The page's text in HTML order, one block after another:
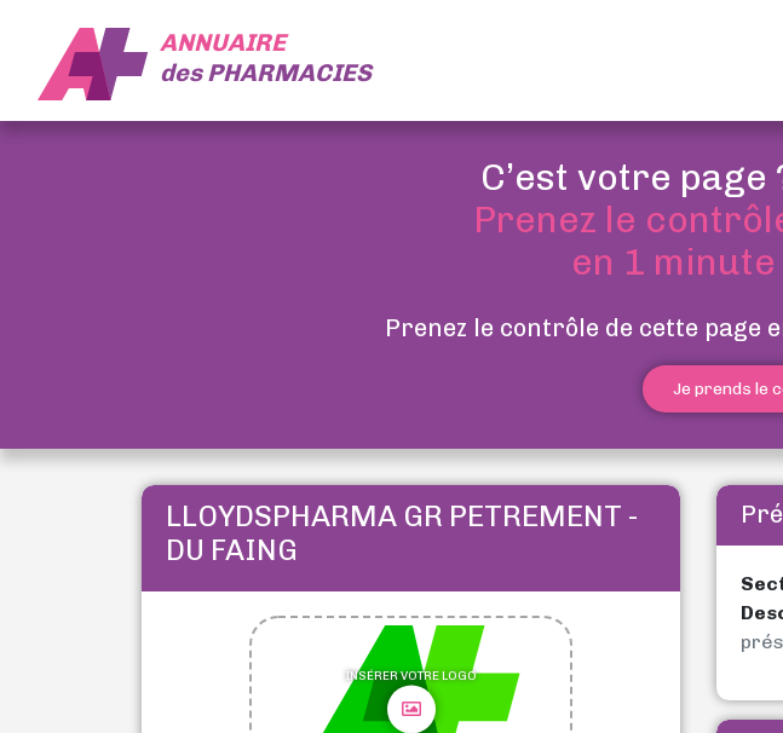
ANNUAIRE
desPHARMACIES
C’est votre page
Prenez le
en 1 minute
Prenez le contrôle de cette page
Je prends le
LLOYDSPHARMA GR PETREMENT -
DU FAING
INSÉRER VOTRE LOGO